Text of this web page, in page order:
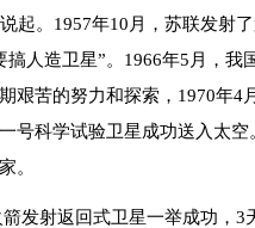
起。1957年10月，苏联发射
人造卫星”。1966年5月，我
艰苦的努力和探索，1970年4
号科学试验卫星成功送入太空
。
发射返回式卫星一举成功，